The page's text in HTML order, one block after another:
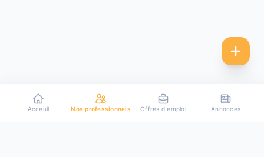
Acceuil Nos professionnels Offres d'emploi Annonces